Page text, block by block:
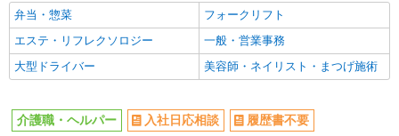
通費全支給(ガソリン代含む)＞
飯塚市枝国ほか多数
キープ 詳細を見る
派遣社員
株式会社kotrio /●FK-H-2012211
弁当・惣菜
フォークリフト
エステ・リフレクソロジー
一般・営業事務
大型ドライバー
美容師・ネイリスト・まつげ施術
介護職・ヘルパー 入社日応相談
履歴書不要